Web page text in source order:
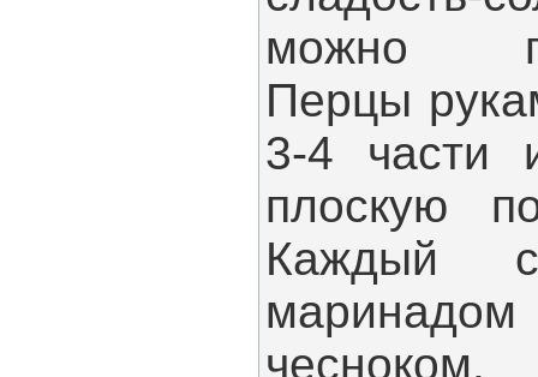
можно
Перцы
3-4 части
плоскую
Каждый
чесноком.